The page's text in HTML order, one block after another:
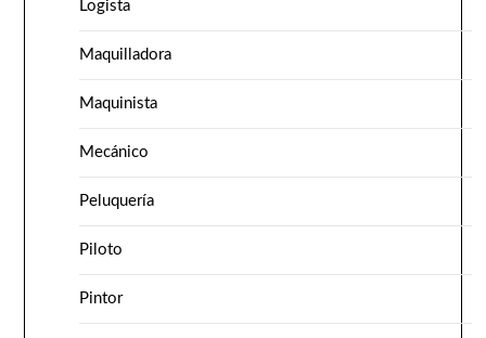
Logista
Maquilladora
Maquinista
Mecánico
Peluquería
Piloto
Pintor